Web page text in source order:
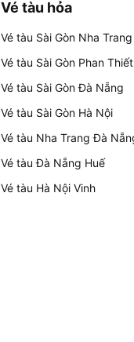
Vé tàu hỏa
Vé tàu Sài Gòn Nha Trang
Vé tàu Sài Gòn Phan Thiết
Vé tàu Sài Gòn Đà Nẵng
Vé tàu Sài Gòn Hà Nội
Vé tàu Nha Trang Đà
Vé tàu Đà Nẵng Huế
Vé tàu Hà Nội Vinh